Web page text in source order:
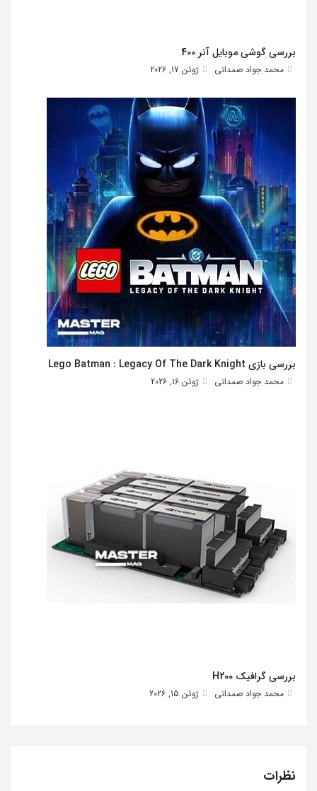
بررسی گوشی موبایل آنر 400
محمد جواد صمدانی ژوئن 17, 2026
بررسی بازی Lego Batman : Legacy Of The Dark Knight
محمد جواد صمدانی ژوئن 16, 2026
بررسی گرافیک H200
محمد جواد صمدانی ژوئن 15, 2026
نظرات